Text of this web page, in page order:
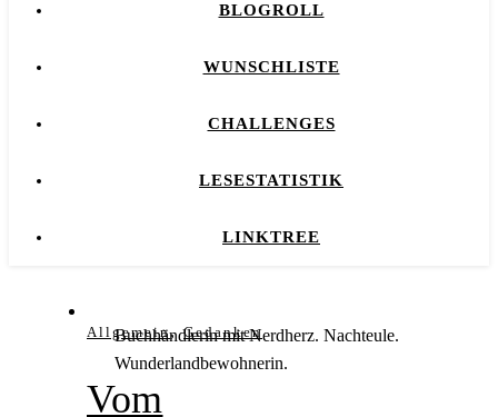
BLOGROLL
WUNSCHLISTE
CHALLENGES
LESESTATISTIK
LINKTREE
Allgemein,Gedanken
Vom
Buchhändlerin mit Nerdherz. Nachteule.
Wunderlandbewohnerin.